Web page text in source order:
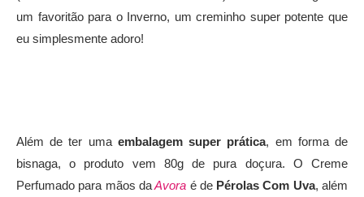
um favoritão para o Inverno, um creminho super potente que
eu simplesmente adoro!
Além de ter umaembalagem super prática, em forma de
bisnaga, o produto vem 80g de pura doçura. O Creme
Perfumado para mãos daAvora é de Pérolas Com Uva, além